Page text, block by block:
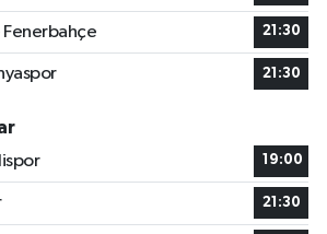
Fenerbahçe 21:30
21:30
19:00
21:30